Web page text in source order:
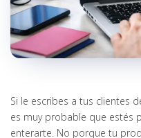
Si le escribes a tus clientes
es muy probable que estés
enterarte. No porque tu